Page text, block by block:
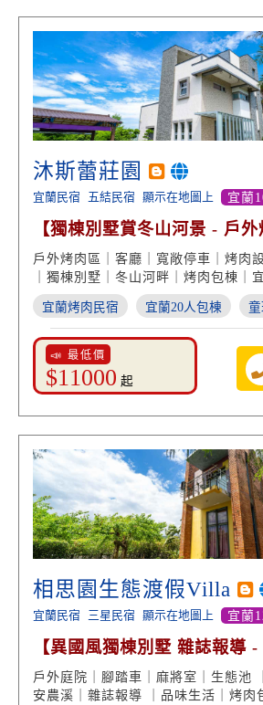
沐斯蕾莊園
宜蘭民宿 五結民宿 顯示在地圖上 宜蘭
【獨棟別墅賞冬山河景 - 戶
享受】
戶外烤肉區｜客廳｜寬敞停車｜烤肉
｜獨棟別墅｜冬山河畔｜烤肉包棟｜
享受
宜蘭烤肉民宿 宜蘭20人包棟
📣 最低價
$11000 起
相思園生態渡假Villa
宜蘭民宿 三星民宿 顯示在地圖上 宜蘭
【異國風獨棟別墅 雜誌報導
池造景】
戶外庭院｜腳踏車｜麻將室｜生態池
安農溪｜雜誌報導 ｜品味生活｜烤肉